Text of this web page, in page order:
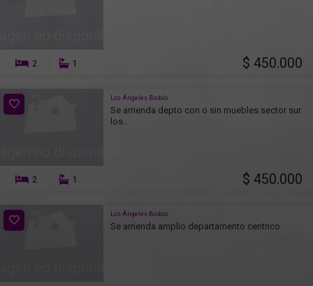
2 1 $ 450.000
Los Ángeles Biobío
Se arrienda depto con o sin muebles sector sur
los...
2 1 $ 450.000
Los Ángeles Biobío
Se arrienda amplio departamento centrico